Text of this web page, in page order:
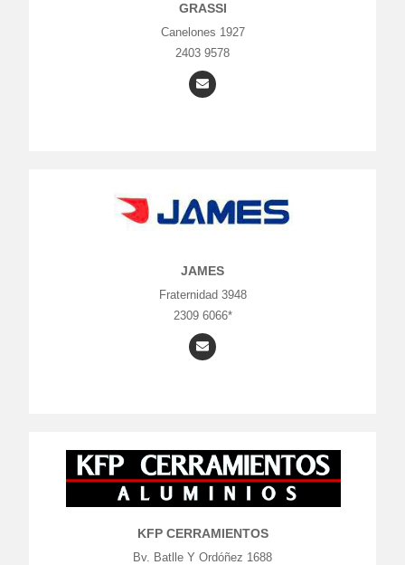
GRASSI
Canelones 1927
2403 9578
JAMES
Fraternidad 3948
2309 6066*
KFP CERRAMIENTOS
Bv. Batlle Y Ordóñez 1688